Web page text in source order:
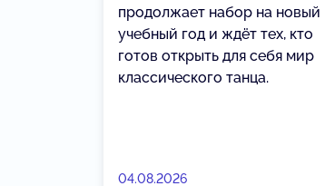
продолжает набор на новый
учебный год и ждёт тех, кто
готов открыть для себя мир
классического танца.
04.08.2026